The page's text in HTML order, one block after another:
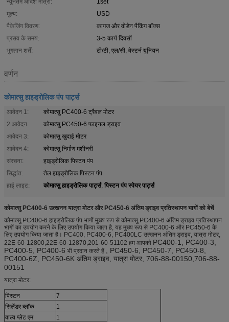
न्यूनतम आदेश मात्रा:
1set
मूल्य:
USD
पैकेजिंग विवरण:
कागज और वोडेन पैकिंग बॉक्स
प्रसव के समय:
3-5 कार्य दिवसों
भुगतान शर्तें:
टी/टी, एल/सी, वेस्टर्न यूनियन
वर्णन
कोमात्सु हाइड्रोलिक पंप पार्ट्स
आवेदन 1:
कोमात्सु PC400-6 ट्रैवल मोटर
2 आवेदन:
कोमात्सु PC450-6 फाइनल ड्राइव
आवेदन 3:
कोमात्सु खुदाई मोटर
आवेदन 4:
कोमात्सु निर्माण मशीनरी
संरचना:
हाइड्रोलिक पिस्टन पंप
सिद्धांत:
तेल हाइड्रोलिक पिस्टन पंप
हाई लाइट:
कोमात्सु हाइड्रोलिक पार्ट्स, पिस्टन पंप स्पेयर पार्ट्स
कोमात्सु PC400-6 उत्खनन यात्रा मोटर और PC450-6 अंतिम ड्राइव प्रतिस्थापन भागों को बेचें
कोमात्सु PC400-6 हाइड्रोलिक पंप भागों मुख्य रूप से कोमात्सु PC400-6 अंतिम ड्राइव प्रतिस्थापन
भागों का उपयोग करने के लिए उपयोग किया जाता है, यह मुख्य रूप से PC400-6 और PC450-6 के
लिए उपयोग किया जाता है। PC400, PC400-6, PC400LC उत्खनन अंतिम ड्राइव, यात्रा मोटर,
22E-60-12800,22E-60-12870,201-60-51102 हम आपको PC400-1, PC400-3,
PC400-5, PC400-6 भी प्रदान करते हैं
, PC450-6, PC450-7, PC450-8,
PC400-6Z, PC450-6K अंतिम ड्राइव, यात्रा मोटर, 706-88-00150,706-88-
00151
यात्रा मोटर:
पिस्टन
7
सिलेंडर ब्लॉक
1
वाल्व प्लेट एम
1